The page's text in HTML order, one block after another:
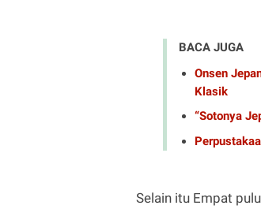
BACA JUGA
Onsen
Klasik
“Sotonya
Selain itu Empat